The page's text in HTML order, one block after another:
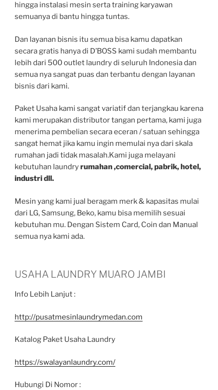
hingga instalasi mesin serta training karyawan
semuanya di bantu hingga tuntas.
Dan layanan bisnis itu semua bisa kamu dapatkan
secara gratis hanya di D’BOSS kami sudah membantu
lebih dari 500 outlet laundry di seluruh Indonesia dan
semua nya sangat puas dan terbantu dengan layanan
bisnis dari kami.
Paket Usaha kami sangat variatif dan terjangkau karena
kami merupakan distributor tangan pertama, kami juga
menerima pembelian secara eceran / satuan sehingga
sangat hemat jika kamu ingin memulai nya dari skala
rumahan jadi tidak masalah.Kami juga melayani
kebutuhan laundryrumahan ,comercial, pabrik, hotel,
industri dll.
Mesin yang kami jual beragam merk & kapasitas mulai
dari LG, Samsung, Beko, kamu bisa memilih sesuai
kebutuhan mu. Dengan Sistem Card, Coin dan Manual
semua nya kami ada.
USAHA LAUNDRY MUARO JAMBI
Info Lebih Lanjut :
http://pusatmesinlaundrymedan.com
Katalog Paket Usaha Laundry
https://swalayanlaundry.com/
Hubungi Di Nomor :